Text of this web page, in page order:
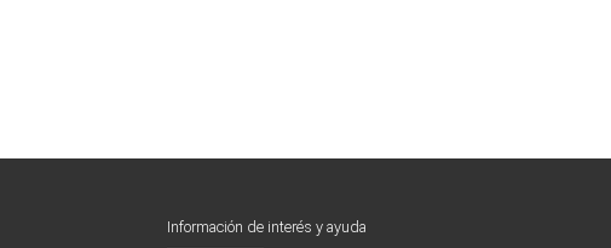
Información de interés y ayuda